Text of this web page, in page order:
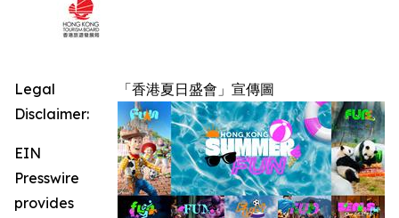
「香港夏日盛會」宣傳圖
Legal
Disclaimer:
EIN
Presswire
provides